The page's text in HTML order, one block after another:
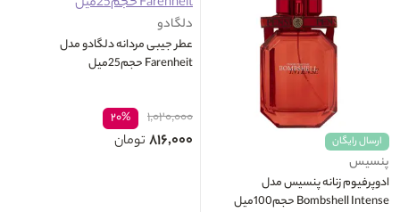
ارسال رایگان
پنسیس
ادوپرفیوم زنانه پنسیس مدل
Bombshell Intense حجم100میل
دلگادو
عطر جیبی مردانه دلگادو مدل
Farenheit حجم25میل
۱,۰۲۰,۰۰۰ ۲۰%
۸۱۶,۰۰۰ تومان